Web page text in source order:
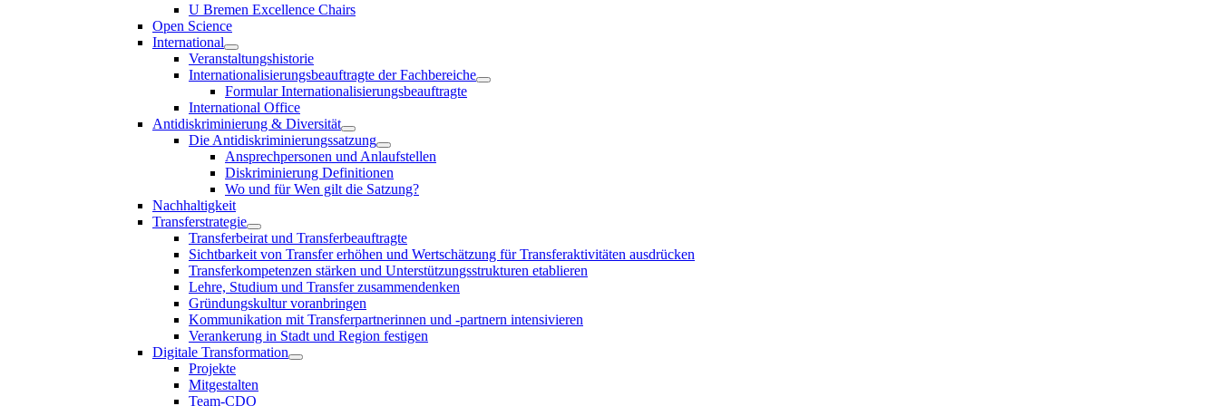
U Bremen Excellence Chairs
Open Science
International
Veranstaltungshistorie
Internationalisierungsbeauftragte der Fachbereiche
Formular Internationalisierungsbeauftragte
International Office
Antidiskriminierung & Diversität
Die Antidiskriminierungssatzung
Ansprechpersonen und Anlaufstellen
Diskriminierung Definitionen
Wo und für Wen gilt die Satzung?
Nachhaltigkeit
Transferstrategie
Transferbeirat und Transferbeauftragte
Sichtbarkeit von Transfer erhöhen und Wertschätzung für Transferaktivitäten ausdrücken
Transferkompetenzen stärken und Unterstützungsstrukturen etablieren
Lehre, Studium und Transfer zusammendenken
Gründungskultur voranbringen
Kommunikation mit Transferpartnerinnen und -partnern intensivieren
Verankerung in Stadt und Region festigen
Digitale Transformation
Projekte
Mitgestalten
Team-CDO